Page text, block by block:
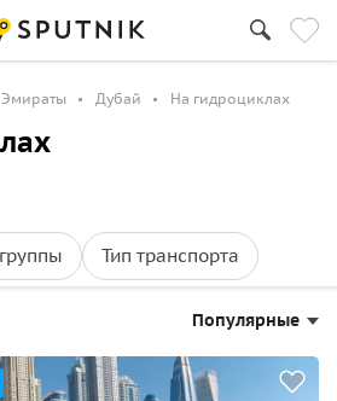
Дубай На гидроциклах
Тип транспорта
Популярные